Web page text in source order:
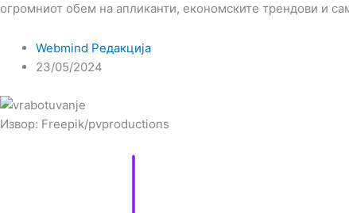
огромниот обем на апликанти, економските трендови и
Webmind Редакција
23/05/2024
Извор: Freepik/pvproductions